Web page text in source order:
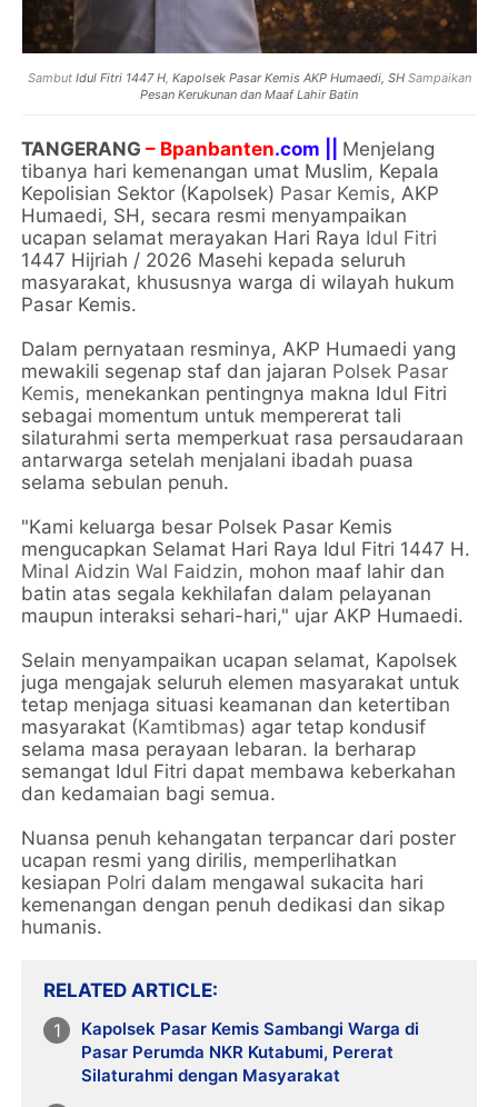
Sambut Idul Fitri 1447 H, Kapolsek Pasar Kemis AKP Humaedi, SHSampaikan
Pesan Kerukunan dan Maaf Lahir Batin
TANGERANG – Bpanbanten.com || Menjelang
tibanya hari kemenangan umat Muslim, Kepala
Kepolisian Sektor (Kapolsek) Pasar Kemis, AKP
Humaedi, SH, secara resmi menyampaikan
ucapan selamat merayakan Hari Raya Idul Fitri
1447 Hijriah / 2026 Masehi kepada seluruh
masyarakat, khususnya warga di wilayah hukum
Pasar Kemis.
Dalam pernyataan resminya, AKP Humaedi yang
mewakili segenap staf dan jajaran Polsek Pasar
Kemis, menekankan pentingnya makna Idul Fitri
sebagai momentum untuk mempererat tali
silaturahmi serta memperkuat rasa persaudaraan
antarwarga setelah menjalani ibadah puasa
selama sebulan penuh.
"Kami keluarga besar Polsek Pasar Kemis
mengucapkan Selamat Hari Raya Idul Fitri 1447 H.
Minal Aidzin Wal Faidzin, mohon maaf lahir dan
batin atas segala kekhilafan dalam pelayanan
maupun interaksi sehari-hari," ujar AKP Humaedi.
Selain menyampaikan ucapan selamat, Kapolsek
juga mengajak seluruh elemen masyarakat untuk
tetap menjaga situasi keamanan dan ketertiban
masyarakat (Kamtibmas) agar tetap kondusif
selama masa perayaan lebaran. Ia berharap
semangat Idul Fitri dapat membawa keberkahan
dan kedamaian bagi semua.
Nuansa penuh kehangatan terpancar dari poster
ucapan resmi yang dirilis, memperlihatkan
kesiapan Polri dalam mengawal sukacita hari
kemenangan dengan penuh dedikasi dan sikap
humanis.
RELATED ARTICLE
Kapolsek Pasar Kemis Sambangi Warga di
Pasar Perumda NKR Kutabumi, Pererat
Silaturahmi dengan Masyarakat